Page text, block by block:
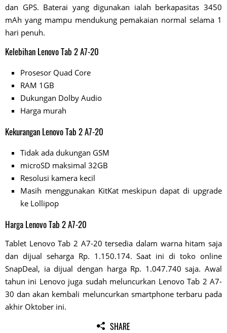
dan GPS. Baterai yang digunakan ialah berkapasitas 3450
mAh yang mampu mendukung pemakaian normal selama 1
hari penuh.
Kelebihan Lenovo Tab 2 A7-20
Prosesor Quad Core
RAM 1GB
Dukungan Dolby Audio
Harga murah
Kekurangan Lenovo Tab 2 A7-20
Tidak ada dukungan GSM
microSD maksimal 32GB
Resolusi kamera kecil
Masih menggunakan KitKat meskipun dapat di upgrade
ke Lollipop
Harga Lenovo Tab 2 A7-20
Tablet Lenovo Tab 2 A7-20 tersedia dalam warna hitam saja
dan dijual seharga Rp. 1.150.174. Saat ini di toko online
SnapDeal, ia dijual dengan harga Rp. 1.047.740 saja. Awal
tahun ini Lenovo juga sudah meluncurkan Lenovo Tab 2 A7-
30 dan akan kembali meluncurkan smartphone terbaru pada
akhir Oktober ini.
SHARE